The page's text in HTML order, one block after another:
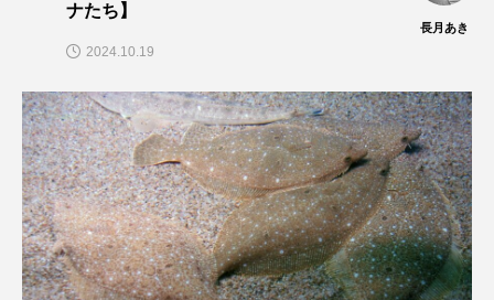
幻魚
幼魚水族館
微生物 採集 撮影 擬態 文化
文学 料理 新海生物 新潟市
旅行 日本固有種 旬 書籍
未利用魚 未来館 東京湾 栄養
ナたち】
長月あき
2024.10.19